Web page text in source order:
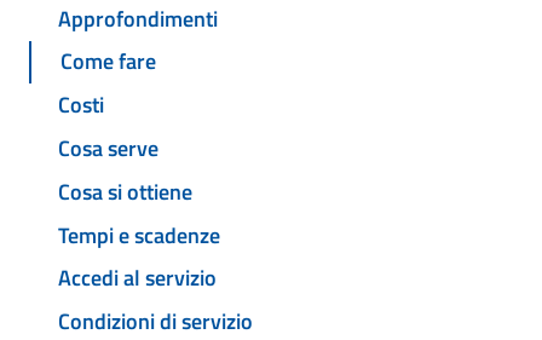
Approfondimenti
Come fare
Costi
Cosa serve
Cosa si ottiene
Tempi e scadenze
Accedi al servizio
Condizioni di servizio